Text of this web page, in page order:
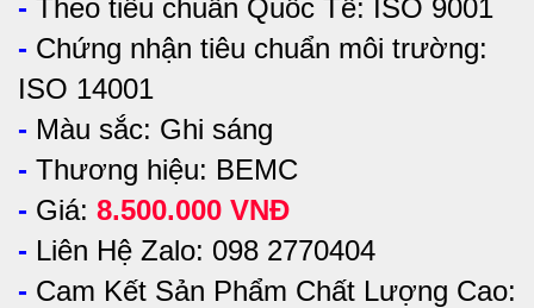
- Theo tiêu chuẩn Quốc Tế: ISO 9001
- Chứng nhận tiêu chuẩn môi trường:
ISO 14001
- Màu sắc: Ghi sáng
- Thương hiệu: BEMC
- Giá: 8.500.000 VNĐ
- Liên Hệ Zalo: 098 2770404
- Cam Kết Sản Phẩm Chất Lượng Cao: